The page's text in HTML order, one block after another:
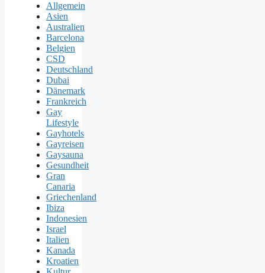
Allgemein
Asien
Australien
Barcelona
Belgien
CSD
Deutschland
Dubai
Dänemark
Frankreich
Gay
Lifestyle
Gayhotels
Gayreisen
Gaysauna
Gesundheit
Gran
Canaria
Griechenland
Ibiza
Indonesien
Israel
Italien
Kanada
Kroatien